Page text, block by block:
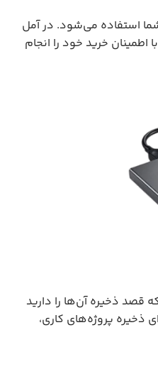
شما استفاده می‌شود. در آمل
خرید خود را انجام
قصد ذخیره آن‌ها را دارید
ذخیره پروژه‌های کاری،